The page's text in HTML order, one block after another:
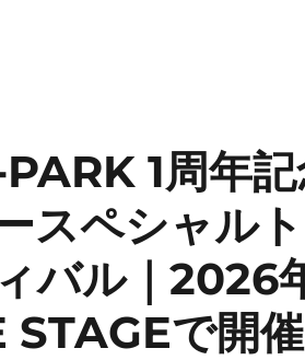
1周年
スペシャル
バル｜2026
STAGEで開催